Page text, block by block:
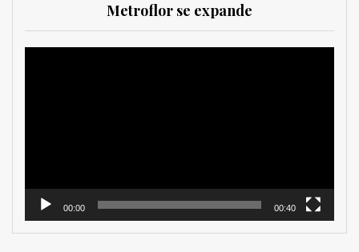
Metroflor se expande
00:00 00:40